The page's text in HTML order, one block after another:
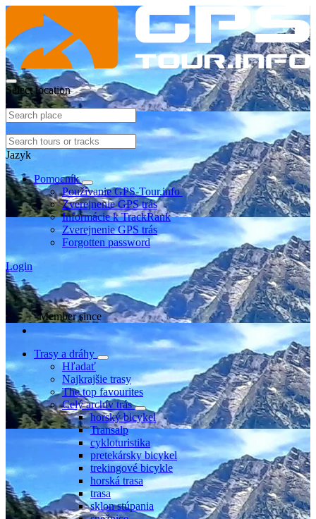
Select location
Jazyk
Pomocník
Používanie GPS-Tour.info
Zverejnenie GPS trás
Informácie k TrackRank
Zverejnenie GPS trás
Forgotten password
Login
Member since
Trasy a dráhy
Hľadať
Najkrajšie trasy
The top favourites
Celý archív trás
horský bicykel
Transalp
cykloturistika
pretekársky bicykel
trekingové bicykle
horská trasa
trasa
sklon stúpania